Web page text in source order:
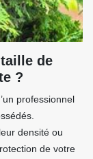
de
?
professionnel
densité ou
de votre